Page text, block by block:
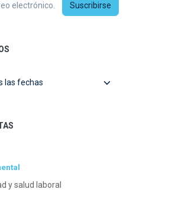
Suscribirse
y salud laboral